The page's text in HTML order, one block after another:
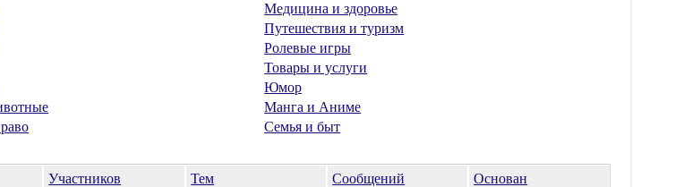
Медицина и здоровье
Путешествия и туризм
Ролевые игры
Товары и услуги
Юмор
Манга и Аниме
Семья и быт
Участников Тем Сообщений
Основан